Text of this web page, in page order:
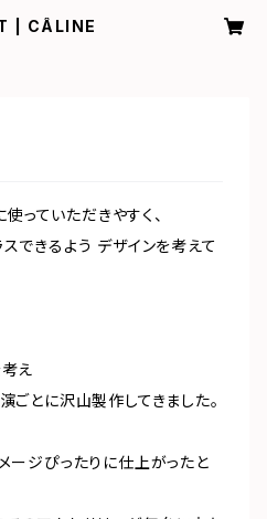
| CÂLINE
っていただきやすく、
できるよう デザインを考えて
え
ごとに沢山製作してきました。
ージぴったりに仕上がったと